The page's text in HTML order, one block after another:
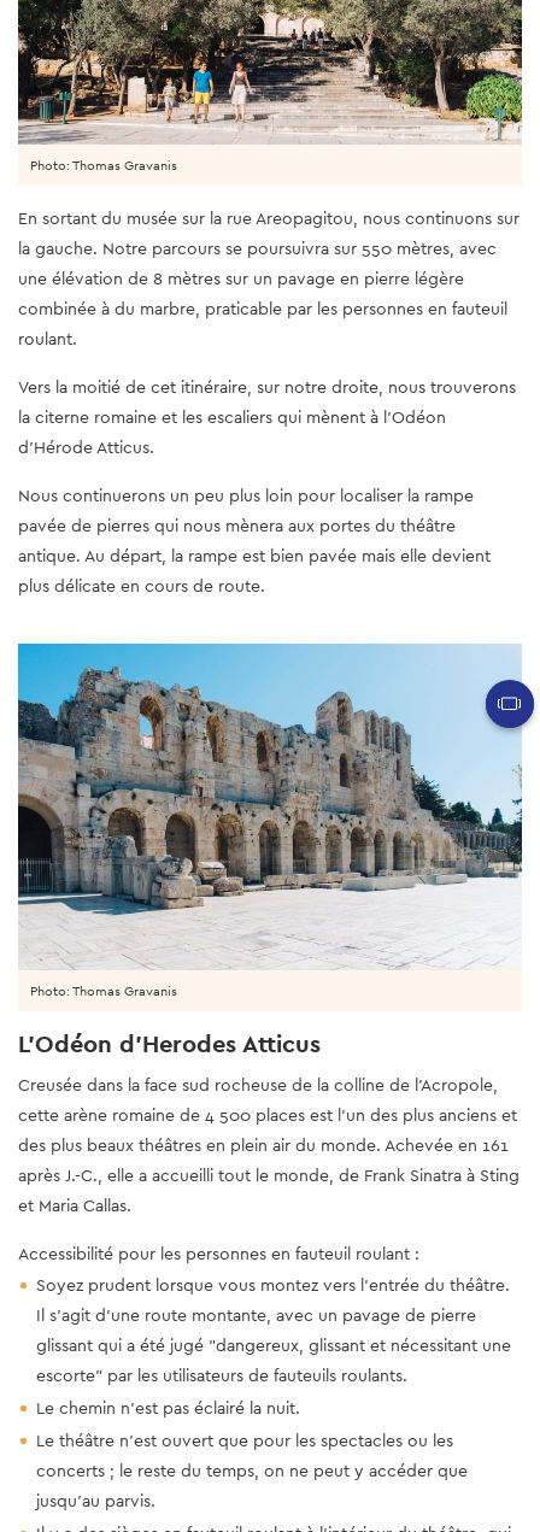
En sortant du musée sur la rue Areopagitou, nous continuons sur
la gauche. Notre parcours se poursuivra sur 550 mètres, avec
une élévation de 8 mètres sur un pavage en pierre légère
combinée à du marbre, praticable par les personnes en fauteuil
roulant.
Vers la moitié de cet itinéraire, sur notre droite, nous trouverons
la citerne romaine et les escaliers qui mènent à l'Odéon
d'Hérode Atticus.
Nous continuerons un peu plus loin pour localiser la rampe
pavée de pierres qui nous mènera aux portes du théâtre
antique. Au départ, la rampe est bien pavée mais elle devient
plus délicate en cours de route.
Photo: Thomas Gravanis
Photo: Thomas Gravanis
L'Odéon d'Herodes Atticus
Creusée dans la face sud rocheuse de la colline de l'Acropole,
cette arène romaine de 4 500 places est l'un des plus anciens et
des plus beaux théâtres en plein air du monde. Achevée en 161
après J.-C., elle a accueilli tout le monde, de Frank Sinatra à Sting
et Maria Callas.
Accessibilité pour les personnes en fauteuil roulant :
Soyez prudent lorsque vous montez vers l'entrée du théâtre.
Il s'agit d'une route montante, avec un pavage de pierre
glissant qui a été jugé "dangereux, glissant et nécessitant une
escorte" par les utilisateurs de fauteuils roulants.
Le chemin n'est pas éclairé la nuit.
Le théâtre n'est ouvert que pour les spectacles ou les
concerts ; le reste du temps, on ne peut y accéder que
jusqu'au parvis.